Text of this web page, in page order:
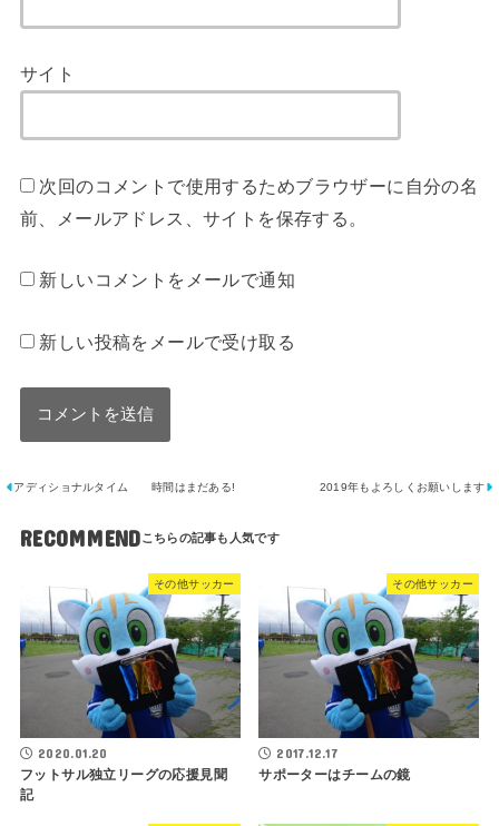
サイト
次回のコメントで使用するためブラウザーに自分の名
前、メールアドレス、サイトを保存する。
新しいコメントをメールで通知
新しい投稿をメールで受け取る
アディショナルタイム 時間はまだある! 2019年もよろしくお願いします
RECOMMEND
その他サッカー
2020.01.20
フットサル独立リーグの応援見聞
記
その他サッカー
2017.12.17
サポーターはチームの鏡